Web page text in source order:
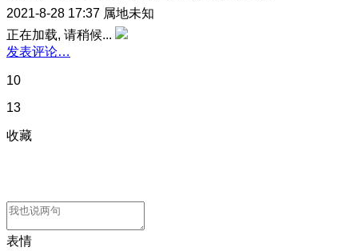
2021-8-28 17:37 属地未知
正在加载, 请稍候...
发表评论…
10
13
收藏
表情